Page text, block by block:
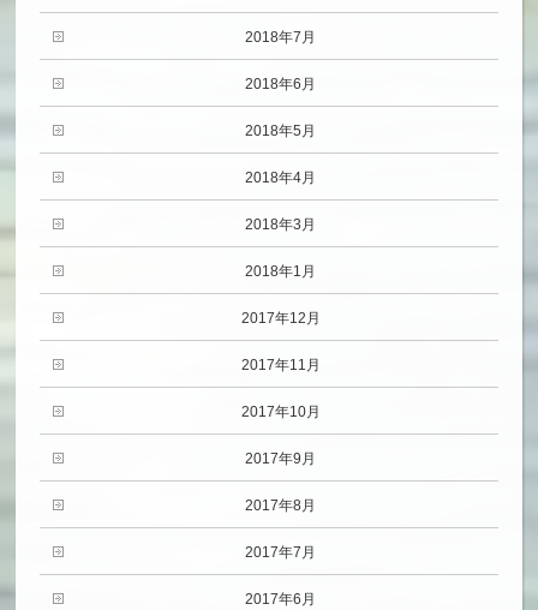
2018年7月
2018年6月
2018年5月
2018年4月
2018年3月
2018年1月
2017年12月
2017年11月
2017年10月
2017年9月
2017年8月
2017年7月
2017年6月